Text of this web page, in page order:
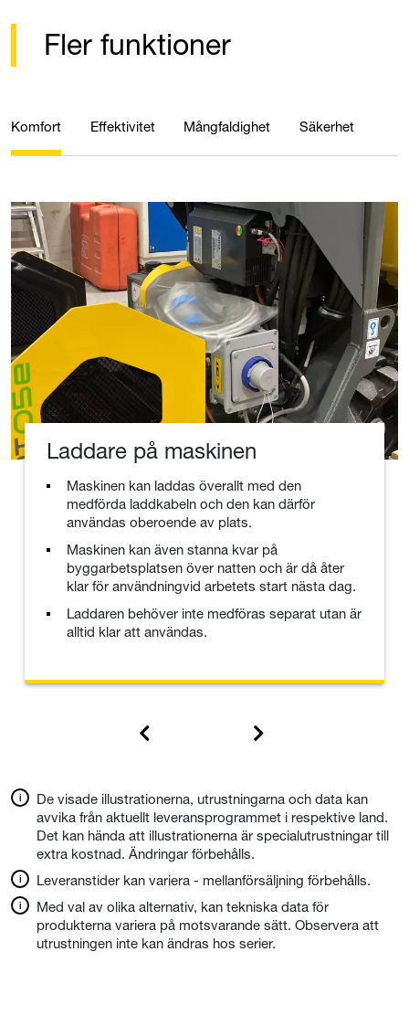
Fler funktioner
Komfort Effektivitet Mångfaldighet Säkerhet
Laddare på maskinen
Maskinen kan laddas överallt med den
medförda laddkabeln och den kan därför
användas oberoende av plats.
Maskinen kan även stanna kvar på
byggarbetsplatsen över natten och är då åter
klar för användningvid arbetets start nästa dag.
Laddaren behöver inte medföras separat utan är
alltid klar att användas.
De visade illustrationerna, utrustningarna och data kan
avvika från aktuellt leveransprogrammet i respektive land.
Det kan hända att illustrationerna är specialutrustningar till
extra kostnad. Ändringar förbehålls.
Leveranstider kan variera - mellanförsäljning förbehålls.
Med val av olika alternativ, kan tekniska data för
produkterna variera på motsvarande sätt. Observera att
utrustningen inte kan ändras hos serier.